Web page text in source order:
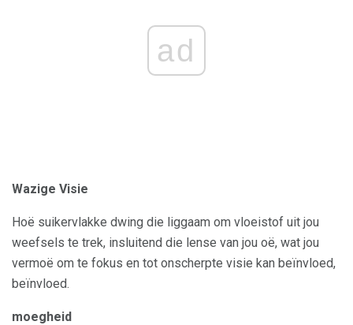
ad
Wazige Visie
Hoë suikervlakke dwing die liggaam om vloeistof uit jou
weefsels te trek, insluitend die lense van jou oë, wat jou
vermoë om te fokus en tot onscherpte visie kan beïnvloed,
beïnvloed.
moegheid